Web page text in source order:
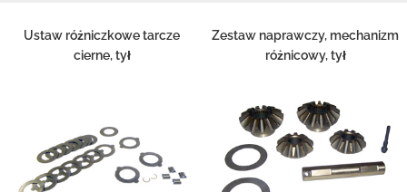
Ustaw różniczkowe tarcze
cierne, tył
Zestaw naprawczy, mechanizm
różnicowy, tył